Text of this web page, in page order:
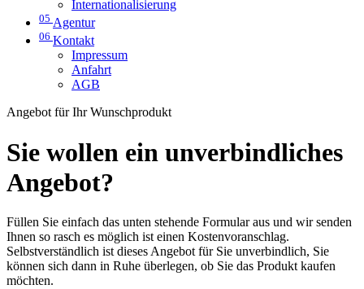
Internationalisierung
05 Agentur
06 Kontakt
Impressum
Anfahrt
AGB
Angebot für Ihr Wunschprodukt
Sie wollen ein unverbindliches
Angebot?
Füllen Sie einfach das unten stehende Formular aus und wir senden
Ihnen so rasch es möglich ist einen Kostenvoranschlag.
Selbstverständlich ist dieses Angebot für Sie unverbindlich, Sie
können sich dann in Ruhe überlegen, ob Sie das Produkt kaufen
möchten.